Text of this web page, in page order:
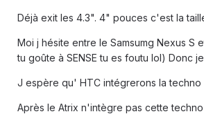
Déjà exit les 4.3". 4" pouces c'est la
Moi j hésite entre le Samsumg Nexus S
tu goûte à SENSE tu es foutu lol) Donc
J espère qu' HTC intégrerons la
Après le Atrix n'intègre pas cette